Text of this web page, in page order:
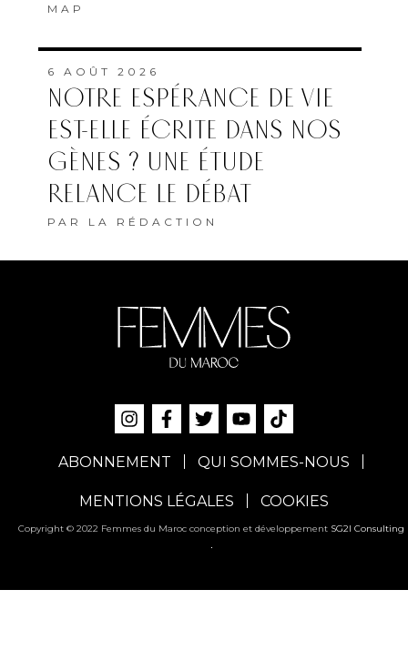
MAP
6 AOÛT 2026
NOTRE ESPÉRANCE DE VIE
EST-ELLE ÉCRITE DANS NOS
GÈNES ? UNE ÉTUDE
RELANCE LE DÉBAT
PAR LA RÉDACTION
ABONNEMENT QUI SOMMES-NOUS
MENTIONS LÉGALES COOKIES
Copyright © 2022 Femmes du Maroc conception et développement SG2I Consulting